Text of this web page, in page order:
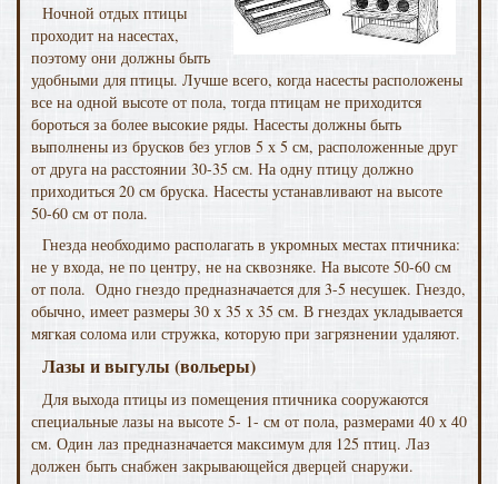
Ночной отдых птицы
проходит на насестах,
поэтому они должны быть
удобными для птицы. Лучше всего, когда насесты расположены
все на одной высоте от пола, тогда птицам не приходится
бороться за более высокие ряды. Насесты должны быть
выполнены из брусков без углов 5 х 5 см, расположенные друг
от друга на расстоянии 30-35 см. На одну птицу должно
приходиться 20 см бруска. Насесты устанавливают на высоте
50-60 см от пола.
Гнезда необходимо располагать в укромных местах птичника:
не у входа, не по центру, не на сквозняке. На высоте 50-60 см
от пола. Одно гнездо предназначается для 3-5 несушек. Гнездо,
обычно, имеет размеры 30 х 35 х 35 см. В гнездах укладывается
мягкая солома или стружка, которую при загрязнении удаляют.
Лазы и выгулы (вольеры)
Для выхода птицы из помещения птичника сооружаются
специальные лазы на высоте 5- 1- см от пола, размерами 40 х 40
см. Один лаз предназначается максимум для 125 птиц. Лаз
должен быть снабжен закрывающейся дверцей снаружи.